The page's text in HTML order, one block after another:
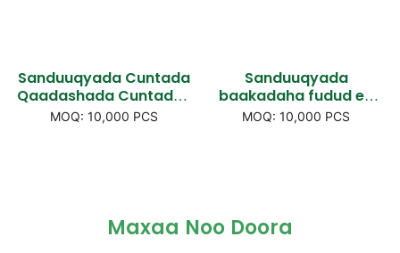
Sanduuqyada Cuntada
Qaadashada Cuntada |
Baakadaha waraaqaha
MOQ: 10,000 PCS
Sanduuqyada
baakadaha fudud ee
caadada ah |
MOQ: 10,000 PCS
Maxaa Noo Doora